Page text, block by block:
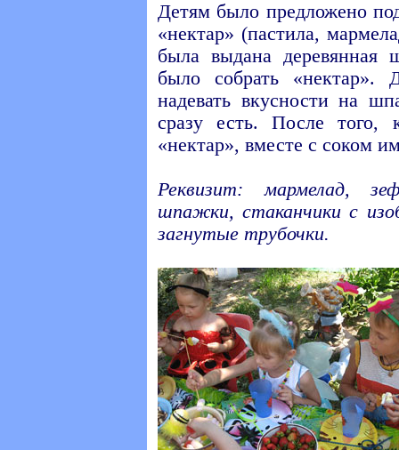
Детям было предложено
«нектар» (пастила,
была выдана
было собрать «нектар».
надевать вкусности на
сразу есть. После того,
«нектар», вместе с соком
Реквизит: мармелад,
шпажки, стаканчики с
загнутые трубочки.